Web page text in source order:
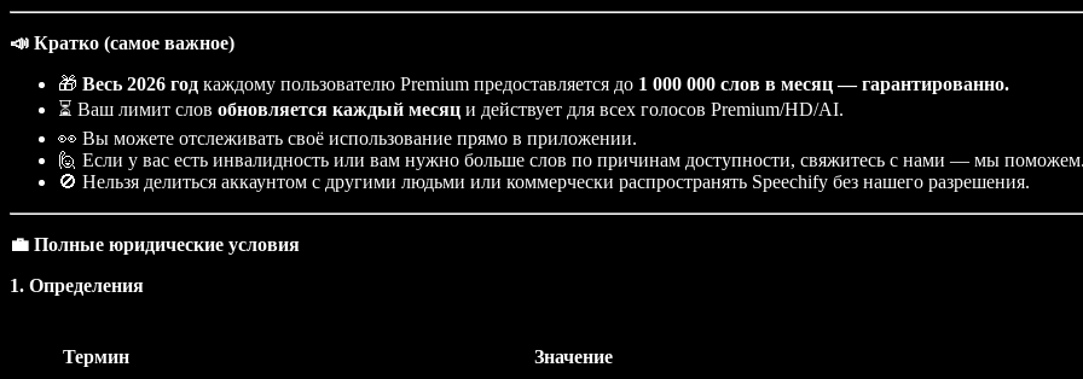
📣 Кратко (самое важное)
🎁 Весь 2026 год каждому пользователю Premium предоставляется до 1 000 000 слов в месяц — гарантированно.
⏳ Ваш лимит слов обновляется каждый месяц и действует для всех голосов Premium/HD/AI.
👀 Вы можете отслеживать своё использование прямо в приложении.
🙋 Если у вас есть инвалидность или вам нужно больше слов по причинам доступности, свяжитесь с нами — мы
🚫 Нельзя делиться аккаунтом с другими людьми или коммерчески распространять Speechify без нашего разрешения.
💼 Полные юридические условия
1. Определения
Термин Значение